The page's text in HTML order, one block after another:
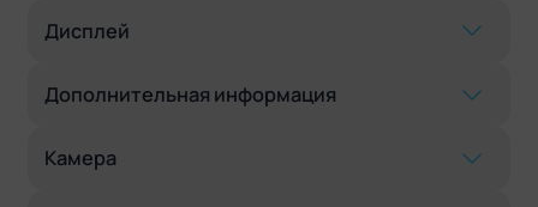
Дисплей
Дополнительная информация
Камера